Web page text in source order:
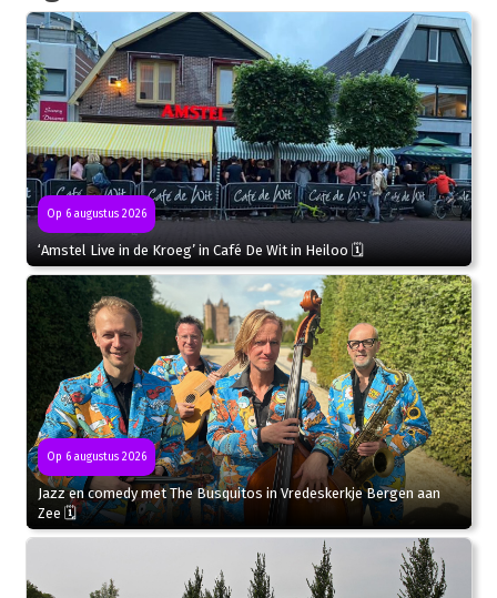
Op 6 augustus 2026
‘Amstel Live in de Kroeg’ in Café De Wit in Heiloo 🗓
Op 6 augustus 2026
Jazz en comedy met The Busquitos in Vredeskerkje Bergen aan
Zee 🗓